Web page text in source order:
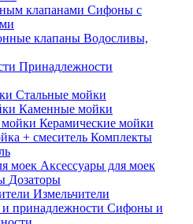
Сифоны с
Водосливы,
Принадлежности
Стальные мойки
Каменные мойки
Керамические мойки
Комплекты
Аксессуары для моек
Дозаторы
Измельчители
Сифоны и